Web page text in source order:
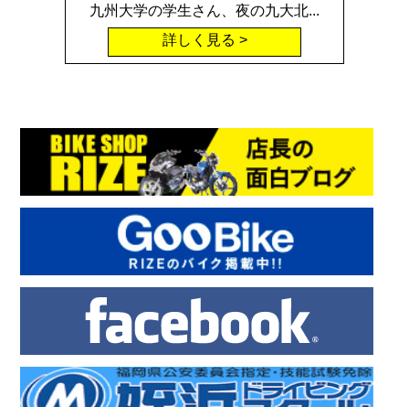
九州大学の学生さん、夜の九大北...
詳しく見る